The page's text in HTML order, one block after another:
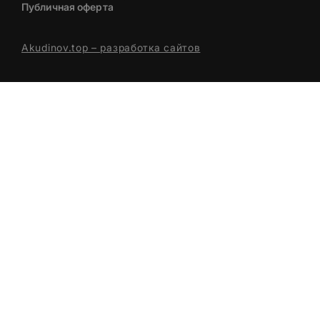
Публичная оферта
Akudinov.top – разработка сайтов